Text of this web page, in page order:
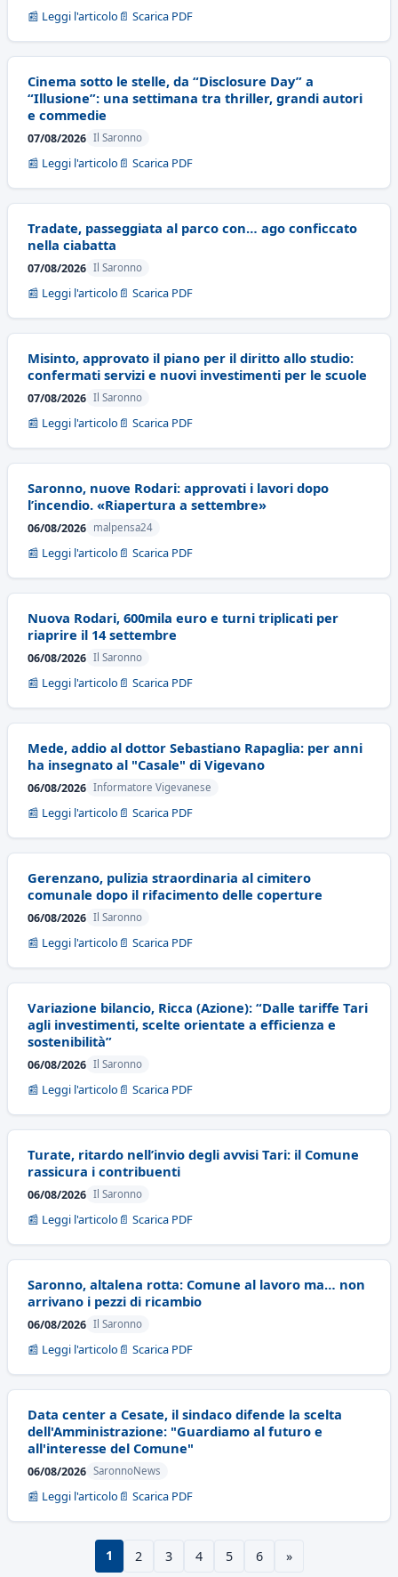
📰 Leggi l'articolo 📄 Scarica PDF
Cinema sotto le stelle, da “Disclosure Day” a
“Illusione”: una settimana tra thriller, grandi autori
e commedie
07/08/2026 Il Saronno
📰 Leggi l'articolo 📄 Scarica PDF
Tradate, passeggiata al parco con… ago conficcato
nella ciabatta
07/08/2026 Il Saronno
📰 Leggi l'articolo 📄 Scarica PDF
Misinto, approvato il piano per il diritto allo studio:
confermati servizi e nuovi investimenti per le scuole
07/08/2026 Il Saronno
📰 Leggi l'articolo 📄 Scarica PDF
Saronno, nuove Rodari: approvati i lavori dopo
l’incendio. «Riapertura a settembre»
06/08/2026 malpensa24
📰 Leggi l'articolo 📄 Scarica PDF
Nuova Rodari, 600mila euro e turni triplicati per
riaprire il 14 settembre
06/08/2026 Il Saronno
📰 Leggi l'articolo 📄 Scarica PDF
Mede, addio al dottor Sebastiano Rapaglia: per anni
ha insegnato al "Casale" di Vigevano
06/08/2026 Informatore Vigevanese
📰 Leggi l'articolo 📄 Scarica PDF
Gerenzano, pulizia straordinaria al cimitero
comunale dopo il rifacimento delle coperture
06/08/2026 Il Saronno
📰 Leggi l'articolo 📄 Scarica PDF
Variazione bilancio, Ricca (Azione): “Dalle tariffe Tari
agli investimenti, scelte orientate a efficienza e
sostenibilità”
06/08/2026 Il Saronno
📰 Leggi l'articolo 📄 Scarica PDF
Turate, ritardo nell’invio degli avvisi Tari: il Comune
rassicura i contribuenti
06/08/2026 Il Saronno
📰 Leggi l'articolo 📄 Scarica PDF
Saronno, altalena rotta: Comune al lavoro ma… non
arrivano i pezzi di ricambio
06/08/2026 Il Saronno
📰 Leggi l'articolo 📄 Scarica PDF
Data center a Cesate, il sindaco difende la scelta
dell'Amministrazione: "Guardiamo al futuro e
all'interesse del Comune"
06/08/2026 SaronnoNews
📰 Leggi l'articolo 📄 Scarica PDF
1 2 3 4 5 6 »